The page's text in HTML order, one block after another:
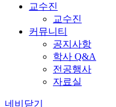
교수진
교수진
커뮤니티
공지사항
학사 Q&A
전공행사
자료실
네비닫기